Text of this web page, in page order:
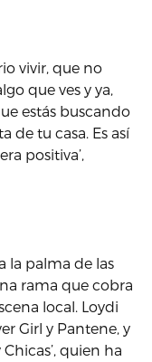
vivir, que no
que ves y ya,
estás buscando
de tu casa. Es así
positiva’,
la palma de las
rama que cobra
local. Loydi
Girl y Pantene, y
quien ha